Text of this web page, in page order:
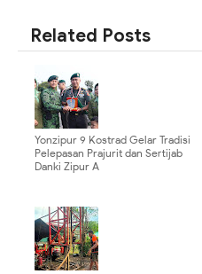
Related Posts
Yonzipur 9 Kostrad Gelar Tradisi
Pelepasan Prajurit dan Sertijab
Danki Zipur A